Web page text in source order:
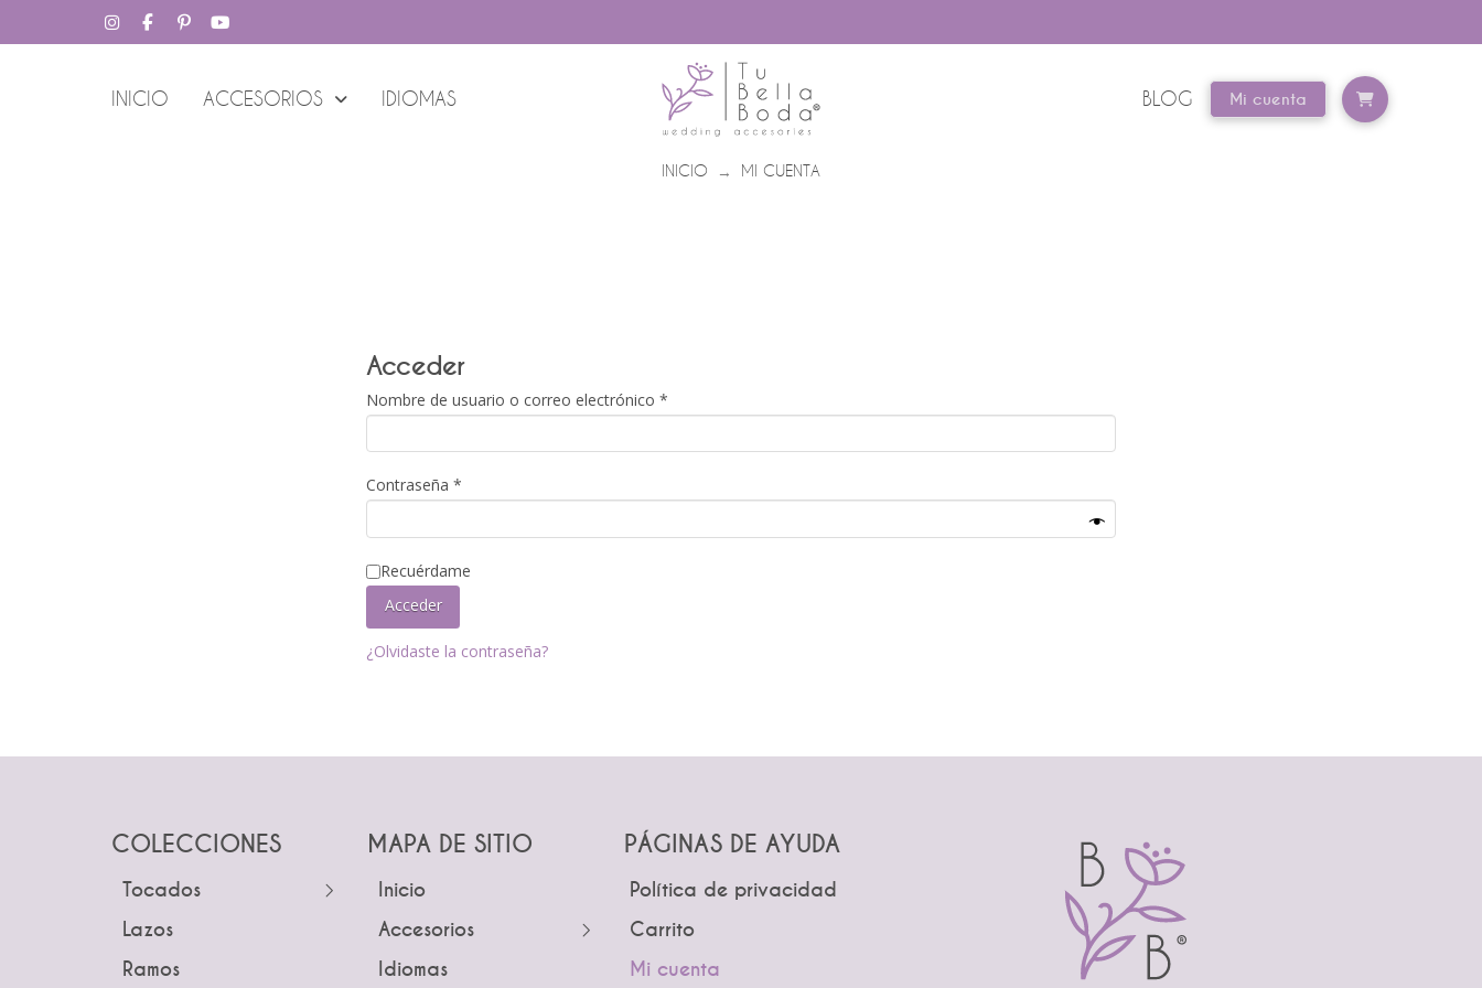
INICIO ACCESORIOS IDIOMAS BLOG Mi cuenta
INICIO → MI CUENTA
Acceder
Nombre de usuario o correo electrónico *Obligatorio
Contraseña *Obligatorio
Recuérdame
Acceder
¿Olvidaste la contraseña?
COLECCIONES
Tocados
← Atrás
Guías
Peinetas
Lazos
Ramos
MAPA DE SITIO
Inicio
Accesorios
← Atrás
Tocados
← Atrás
Peinetas
Pines
Lazos
Idiomas
PÁGINAS DE AYUDA
Política de privacidad
Carrito
Mi cuenta